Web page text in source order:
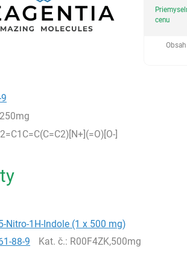
]
cenu
Nitro-1H-Indole (1 x 500 mg)
88-9
Kat. č.: R00F4ZK,500mg